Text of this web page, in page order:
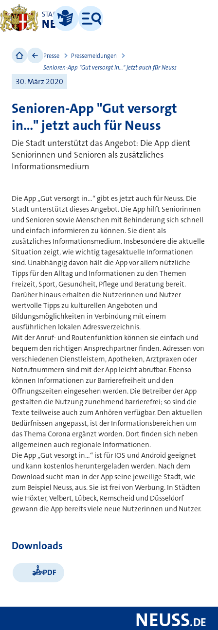
STADT
NEUSS
Leichte Sprache
Menü
Presse
Pressemeldungen
Senioren-App "Gut versorgt in..." jetzt auch für Neuss
30. März 2020
Senioren-App "Gut versorgt
in..." jetzt auch für Neuss
Die Stadt unterstützt das Angebot: Die App dient
Seniorinnen und Senioren als zusätzliches
Informationsmedium
Die App „Gut versorgt in…“ gibt es jetzt auch für Neuss. Die
Stadt unterstützt dieses Angebot. Die App hilft Seniorinnen
und Senioren sowie Menschen mit Behinderung sich schnell
und einfach informieren zu können. Sie dient als
zusätzliches Informationsmedium. Insbesondere die aktuelle
Situation zeigt, wie wichtig tagesaktuelle Informationen
sind. Unabhängig davon hält die App vor allem nützliche
Tipps für den Alltag und Informationen zu den Themen
Freizeit, Sport, Gesundheit, Pflege und Beratung bereit.
Darüber hinaus erhalten die Nutzerinnen und Nutzer
wertvolle Tipps zu kulturellen Angeboten und
Bildungsmöglichkeiten in Verbindung mit einem
ausführlichen lokalen Adressverzeichnis.
Mit der Anruf- und Routenfunktion können sie einfach und
bequem den richtigen Ansprechpartner finden. Adressen von
verschiedenen Dienstleistern, Apotheken, Arztpraxen oder
Notrufnummern sind mit der App leicht abrufbar. Ebenso
können Informationen zur Barrierefreiheit und den
Öffnungszeiten eingesehen werden. Die Betreiber der App
gestalten die Nutzung zunehmend barrierefrei; so sind die
Texte teilweise auch zum Anhören verfügbar. Den aktuellen
Bedürfnissen angepasst, ist der Informationsbereichen um
das Thema Corona ergänzt worden. Dort finden sich neben
allgemeinen auch regionale Informationen.
Die App „Gut vesorgt in…“ ist für IOS und Android geeignet
und kann kostenlos heruntergeladen werden. Nach dem
Download sucht man in der App seine jeweilige Stadt, wie
zum Beispiel Neuss, aus. Sie ist frei von Werbung. In Städten
wie Höxter, Velbert, Lübeck, Remscheid und Düsseldorf
gewann die App bereits viele neue Nutzerinnen und Nutzer.
Downloads
als PDF
NEUSS.DE